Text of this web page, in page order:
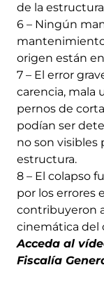
de la
6 – Ningún
origen están
7 – El error
carencia, mala
pernos de
podían ser
no son visibles
estructura.
8 – El colapso
por los errores
contribuyeron
cinemática del
Acceda al
Fiscalía